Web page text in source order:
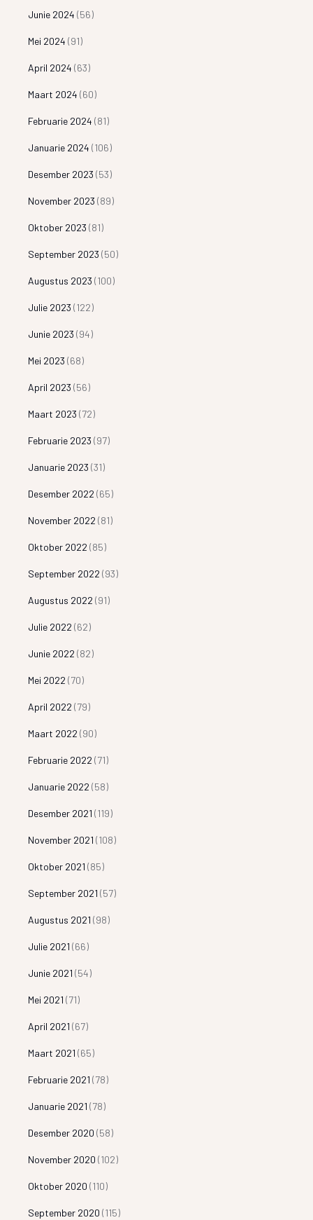
Junie 2024 (56)
Mei 2024 (91)
April 2024 (63)
Maart 2024 (60)
Februarie 2024 (81)
Januarie 2024 (106)
Desember 2023 (53)
November 2023 (89)
Oktober 2023 (81)
September 2023 (50)
Augustus 2023 (100)
Julie 2023 (122)
Junie 2023 (94)
Mei 2023 (68)
April 2023 (56)
Maart 2023 (72)
Februarie 2023 (97)
Januarie 2023 (31)
Desember 2022 (65)
November 2022 (81)
Oktober 2022 (85)
September 2022 (93)
Augustus 2022 (91)
Julie 2022 (62)
Junie 2022 (82)
Mei 2022 (70)
April 2022 (79)
Maart 2022 (90)
Februarie 2022 (71)
Januarie 2022 (58)
Desember 2021 (119)
November 2021 (108)
Oktober 2021 (85)
September 2021 (57)
Augustus 2021 (98)
Julie 2021 (66)
Junie 2021 (54)
Mei 2021 (71)
April 2021 (67)
Maart 2021 (65)
Februarie 2021 (78)
Januarie 2021 (78)
Desember 2020 (58)
November 2020 (102)
Oktober 2020 (110)
September 2020 (115)